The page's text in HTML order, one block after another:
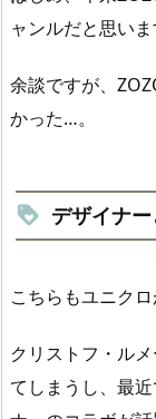
ャンルだと思いま
余談ですが、
かった…。
デザイナ
こちらもユニク
クリストフ・ル
てしまうし、最